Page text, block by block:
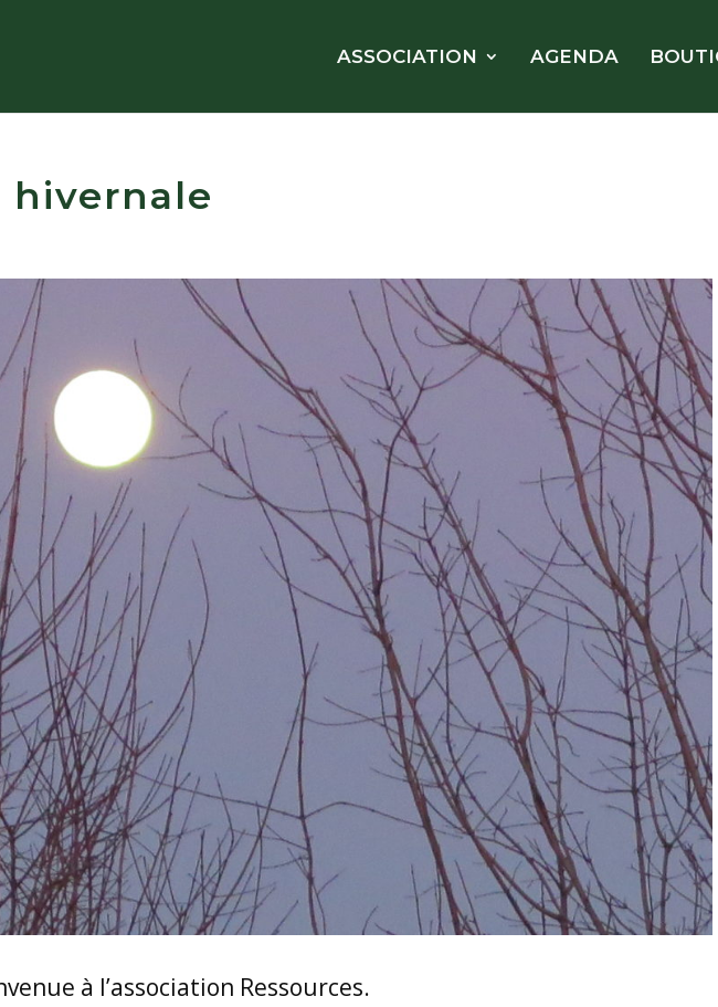
ASSOCIATION AGENDA
hivernale
à l’association Ressources.